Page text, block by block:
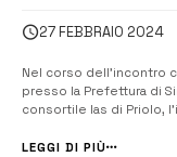
27 FEBBRAIO 2024
Nel corso dell’incontro
presso la Prefettura di
consortile Ias di Priolo,
interventi per
LEGGI DI PIÙ